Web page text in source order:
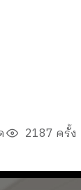
2187 ครั้ง